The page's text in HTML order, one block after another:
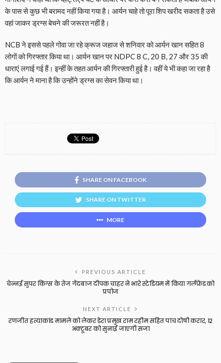
के पास से कुछ भी बरामद नहीं किया गया है। आर्यन चाहे तो पूरा शिप खरीद सकता है उसे
वहां जाकर ड्रग्स बेचने की जरूरत नहीं है।
NCB ने इससे पहले गोवा जा रहे क्रूज जहाज से शनिवार को आर्यन खान सहित 8
लोगों को गिरफ्तार किया था। आर्यन खान पर NDPC 8 C, 20 B, 27 और 35 की
धाराएं लगाई गई हैं। इन्हीं के तहत आर्यन की गिरफ्तारी हुई है। वहीं ये भी कहा जा रहा है
कि आर्यन ने माना है कि उन्होंने ड्रग्स का सेवन किया था।
SHARE ON FACEBOOK
SHARE ON TWITTER
MORE
PREVIOUS ARTICLE
चेन्नई सुपर किंग्स के तेज गेंदबाज दीपक चाहर ने भारे स्टेडियम में किया गर्लफ्रेंड को
प्रपोज
NEXT ARTICLE
रणजीत हत्याकांड मामले को लेकर डेरा प्रमुख राम रहीम सहित पांच दोषी करार, 12
अक्टूबर को सुनाई जाएगी सजा